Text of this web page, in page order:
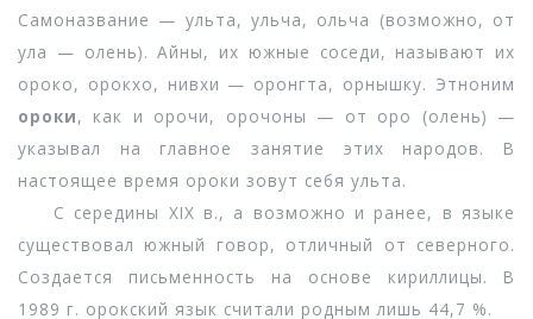
Самоназвание — ульта, ульча, ольча (возможно, от
ула — олень). Айны, их южные соседи, называют их
ороко, орокхо, нивхи — оронгта, орнышку. Этноним
ороки, как и орочи, орочоны — от оро (олень) —
указывал на главное занятие этих народов. В
настоящее время ороки зовут себя ульта.
С середины XIX в., а возможно и ранее, в языке
существовал южный говор, отличный от северного.
Создается письменность на основе кириллицы. В
1989 г. орокский язык считали родным лишь 44,7 %.